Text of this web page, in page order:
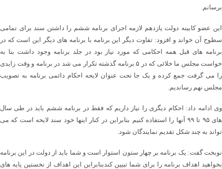
برسانم.
این عضو کابینه دولت یازدهم لازمه اجرای برنامه ششم را داشتن سند برای تمامی
سطوح آن خواند و افزود: تفاوت دیگر این برنامه با برنامه های دیگر این است که در
برنامه های قبل همه احکامی که مورد نیاز بود در جلد برنامه وجود داشت بنا به
خواست مجلس ما خلائی که در ۵ برنامه گذشته تکرار می شد در برنامه و وقت زایدی
را می گرفت جمع کرده و یک جا تحت عنوان لایحه احکام دائمی برنامه به تصویب
مجلس نهم رساندیم.
وی ادامه داد: احکام دیگری را نیاز داریم که فقط در برنامه ششم باید در طی سال
های ۹۵ تا ۹۹ آنها را استفاده کنیم بنابراین در کنار اینها خود سند لایحه است که می
تواند به چند شکل تقدیم نمایندگان شود.
نوبخت گفت: یک برنامه بر چهار ستون استوار است و شما باید از دولت در این برنامه
بخواهید اهداف برنامه را برای شما تبیین کندبنابراین این اهداف از نخستین پایه های